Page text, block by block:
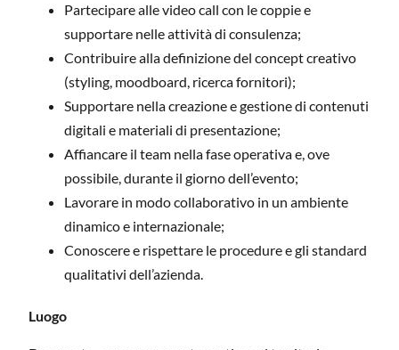
Partecipare alle video call con le coppie e
supportare nelle attività di consulenza;
Contribuire alla definizione del concept creativo
(styling, moodboard, ricerca fornitori);
Supportare nella creazione e gestione di contenuti
digitali e materiali di presentazione;
Affiancare il team nella fase operativa e, ove
possibile, durante il giorno dell’evento;
Lavorare in modo collaborativo in un ambiente
dinamico e internazionale;
Conoscere e rispettare le procedure e gli standard
qualitativi dell’azienda.
Luogo